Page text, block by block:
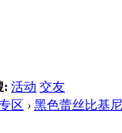
: 活动 交友
区 › 黑色蕾丝比基尼